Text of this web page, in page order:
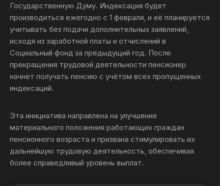
Государственную Думу. Индексация будет
производиться ежегодно с 1 февраля, и её планируется
учитывать без подачи дополнительных заявлений,
исходя из заработной платы и отчислений в
Социальный фонд за предыдущий год. После
прекращения трудовой деятельности пенсионер
начнёт получать пенсию с учётом всех пропущенных
индексаций.
Эта инициатива направлена на улучшение
материального положения работающих граждан
пенсионного возраста и призвана стимулировать их
дальнейшую трудовую деятельность, обеспечивая
более справедливый уровень выплат.